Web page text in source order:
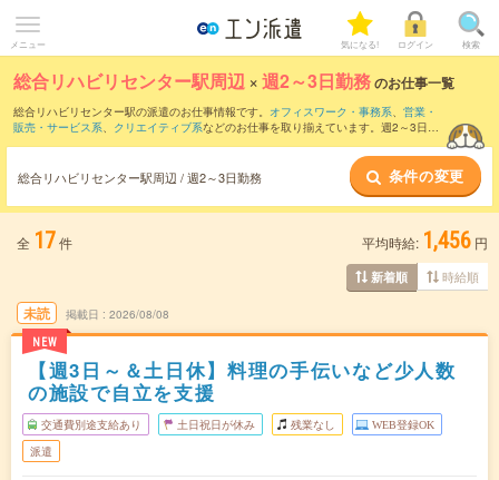
メニュー 気になる! ログイン 検索
総合リハビリセンター駅周辺 ×週2～3日勤務のお仕事一覧
総合リハビリセンター駅の派遣のお仕事情報です。 オフィスワーク・事務系、 営業・
販売・サービス系、 クリエイティブ系などのお仕事を取り揃えています。週2～3日勤
総合リハビリセンター駅周辺 / 週2～3日勤務 条件の変更
全 17件 平均時給: 1,456 円
新着順 時給順
未読
NEW
掲載日 2026/08/08
【週3日～＆土日休】料理の手伝いなど少人数
の施設で自立を支援
交通費別途支給あり 土日祝日が休み 残業なし WEB登録OK
派遣